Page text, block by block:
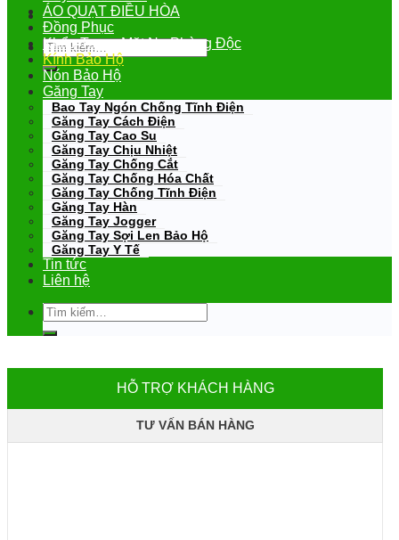
Tìm
kiếm:
ÁO QUẠT ĐIỀU HÒA
Đồng Phục
Khẩu Trang-Mặt Nạ Phòng Độc
Kính Bảo Hộ
Nón Bảo Hộ
Găng Tay
Bao Tay Ngón Chống Tĩnh Điện
Găng Tay Cách Điện
Găng Tay Cao Su
Găng Tay Chịu Nhiệt
Găng Tay Chống Cắt
Găng Tay Chống Hóa Chất
Găng Tay Chống Tĩnh Điện
Găng Tay Hàn
Găng Tay Jogger
Găng Tay Sợi Len Bảo Hộ
Găng Tay Y Tế
Tin tức
Liên hệ
Tìm
kiếm:
HỖ TRỢ KHÁCH HÀNG
TƯ VẤN BÁN HÀNG